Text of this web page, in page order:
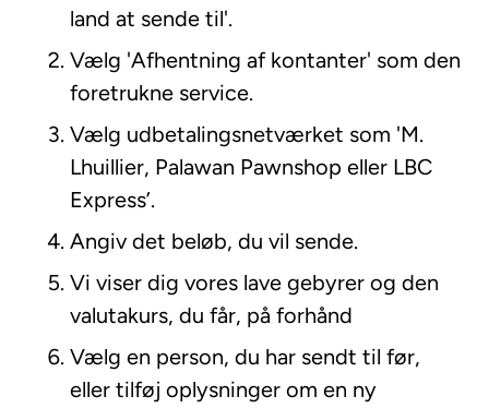
land at sende til'.
Vælg 'Afhentning af kontanter' som den
foretrukne service.
Vælg udbetalingsnetværket som 'M.
Lhuillier, Palawan Pawnshop eller LBC
Express’.
Angiv det beløb, du vil sende.
Vi viser dig vores lave gebyrer og den
valutakurs, du får, på forhånd
Vælg en person, du har sendt til før,
eller tilføj oplysninger om en ny